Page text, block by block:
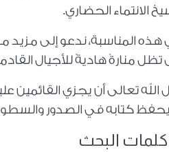
الانتماء الحضاري.
المناسبة، ندعو إلى مزيد
منارةً هاديةً للأجيال
الله تعالى أن يجزي القائمين
كتابه في الصدور
كلمات البحث